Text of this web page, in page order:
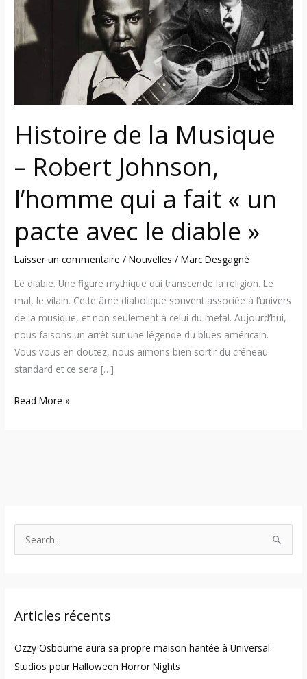
Histoire de la Musique
– Robert Johnson,
l’homme qui a fait « un
pacte avec le diable »
Laisser un commentaire /Nouvelles /Marc Desgagné
Le diable. Une figure mythique qui transcende la religion. Le
mal, le vilain. Cette âme diabolique souvent associée à l’univers
de la musique, et non seulement à celui du metal. Aujourd’hui,
nous faisons un arrêt sur une légende du blues américain.
Vous vous en doutez, nous aimons bien sortir du créneau
standard et ce sera […]
Musique
–
Robert
a
fait
« un
pacte
le
diable »
Read More »
c
f
o
Articles récents
Ozzy Osbourne aura sa propre maison hantée à Universal
Studios pour Halloween Horror Nights